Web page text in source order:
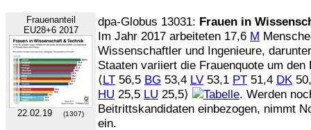
Frauenanteil
EU28+6 2017
22.02.19 (1307)
dpa-Globus 13031: Frauen in
Im Jahr 2017 arbeiteten 17,6 M
Wissenschaftler und Ingenieure,
Staaten variiert die Frauenquote um den
⟨LT 56,5 BG 53,4 LV 53,1 PT 51,4 DK
HU 25,5 LU 25,5⟩
. Werden
Beitrittskandidaten einbezogen, nimmt
ein.